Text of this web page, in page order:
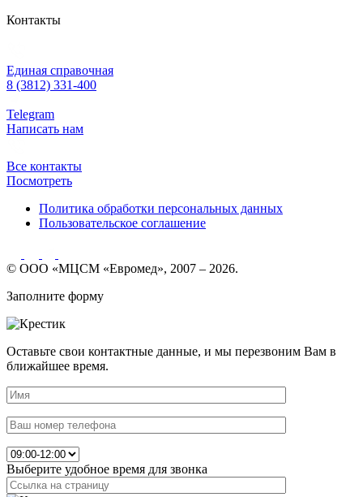
Контакты
Единая справочная
8 (3812) 331-400
Telegram
Написать нам
Все контакты
Посмотреть
Политика обработки персональных данных
Пользовательское соглашение
© ООО «МЦСМ «Евромед», 2007 – 2026.
Заполните форму
Оставьте свои контактные данные, и мы перезвоним Вам в
ближайшее время.
Выберите удобное время для звонка